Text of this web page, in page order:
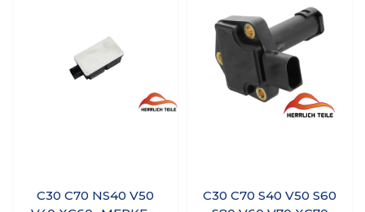
C30 C70 NS40 V50
C30 C70 S40 V50 S60